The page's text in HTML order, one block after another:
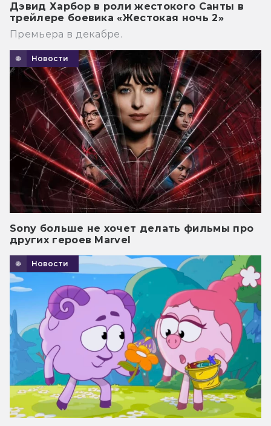
Дэвид Харбор в роли жестокого Санты в
трейлере боевика «Жестокая ночь 2»
Премьера в декабре.
Новости
Sony больше не хочет делать фильмы про
других героев Marvel
Новости